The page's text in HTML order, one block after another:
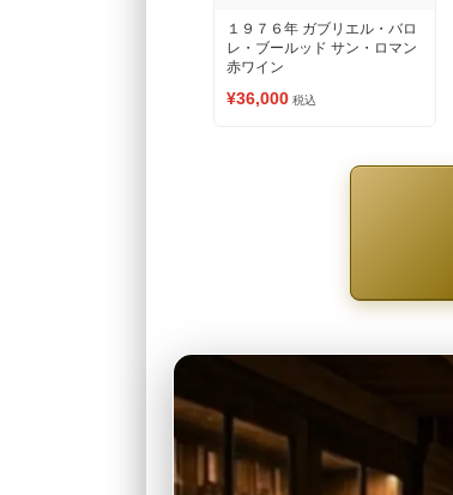
１９７６年 ガブリエル・バロ
レ・ブールッド サン・ロマン
赤ワイン
¥36,000 税込